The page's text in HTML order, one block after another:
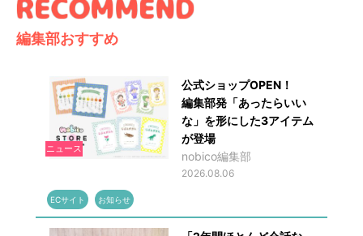
編集部おすすめ
ニュース
公式ショップOPEN！
編集部発「あったらいい
な」を形にした3アイテム
が登場
nobico編集部
2026.08.06
ECサイト お知らせ